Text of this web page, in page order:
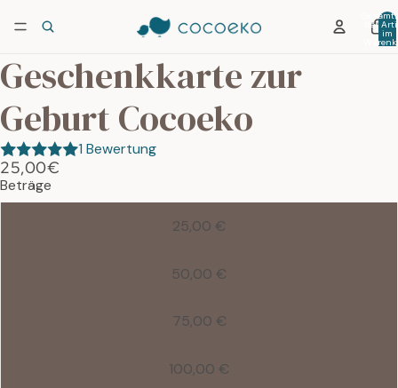
der
im
Geschenkkarte zur
Geburt Cocoeko
1 Bewertung
25,00€
Beträge
25,00 €
50,00 €
75,00 €
100,00 €